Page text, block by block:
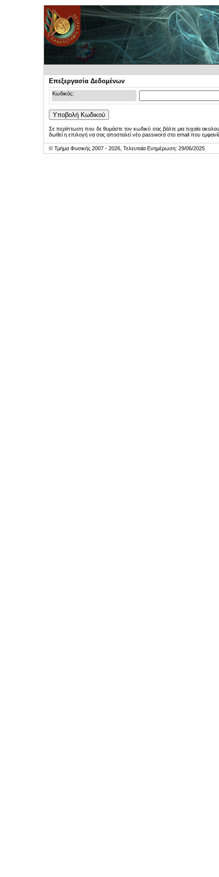
Επεξεργασία Δεδομένων
Κωδικός:
Σε περίπτωση που δε θυμάστε τον κωδικό σας βάλτε μια τυχαία
δωθεί η επιλογή να σας αποσταλεί νέο password στο email που
© Τμήμα Φυσικής 2007 - 2026, Τελευταία Ενημέρωση: 29/06/2025